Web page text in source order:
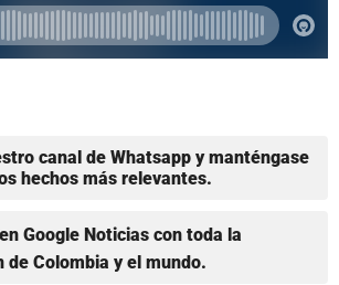
canal de Whatsapp y manténgase
hechos más relevantes.
Google Noticias con toda la
de Colombia y el mundo.